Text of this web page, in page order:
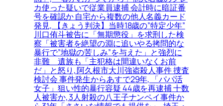
カ使った疑いで従業員逮捕 会計時に暗証番
号を確認か 自宅から複数の他人名義カード
発見, 【きょう判決】当時18歳の”特定少年”
川口侑斗被告に「無期懲役」を求刑した検
察「被害者を絶望の淵に追いやる拷問的な
暴行で”地獄の苦しみ”を与えた」と強烈に
非難＿遺族も「主犯格は間違いなくお前
だ」と怒り, 阿久根市大川強盗殺人事件 捜査
検討会 事件発生からあすで29年, 「パパ活
女子」狙い性的暴行容疑 44歳を再逮捕 十数
人被害か, 3人射殺の八王子ナンペイ事件か